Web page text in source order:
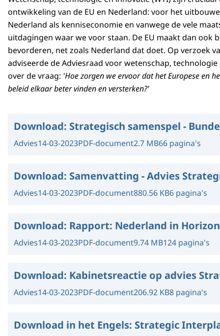
ontwikkeling van de EU en Nederland: voor het
Nederland als kenniseconomie en vanwege de vele
uitdagingen waar we voor staan. De EU maakt dan ook
bevorderen, net zoals Nederland dat doet. Op verzoek
adviseerde de Adviesraad voor wetenschap, technologie
over de vraag: 'Hoe zorgen we ervoor dat het Europese en
beleid elkaar beter vinden en versterken?'
Download: Strategisch samenspel -
Advies14-03-2023PDF-document2.7 MB66 pagina's
Download: Samenvatting - Advies
Advies14-03-2023PDF-document880.56 KB6 pagina's
Download: Rapport: Nederland in
Advies14-03-2023PDF-document9.74 MB124 pagina's
Download: Kabinetsreactie op advies
Advies14-03-2023PDF-document206.92 KB8 pagina's
Download in het Engels: Strategic